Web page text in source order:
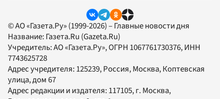
© АО «Газета.Ру» (1999-2026) – Главные новости дня
Название: Газета.Ru (Gazeta.Ru)
Учредитель:АО «Газета.Ру», ОГРН 1067761730376, ИНН
7743625728
Адрес учредителя: 125239, Россия, Москва, Коптевская
улица, дом 67
Адрес редакции и издателя: 117105, г. Москва,